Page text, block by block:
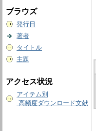
ブラウズ
発行日
著者
タイトル
主題
アクセス状況
アイテム別
高頻度ダウンロード文献